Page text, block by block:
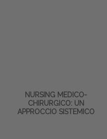
NURSING MEDICO-
CHIRURGICO: UN
APPROCCIO SISTEMICO